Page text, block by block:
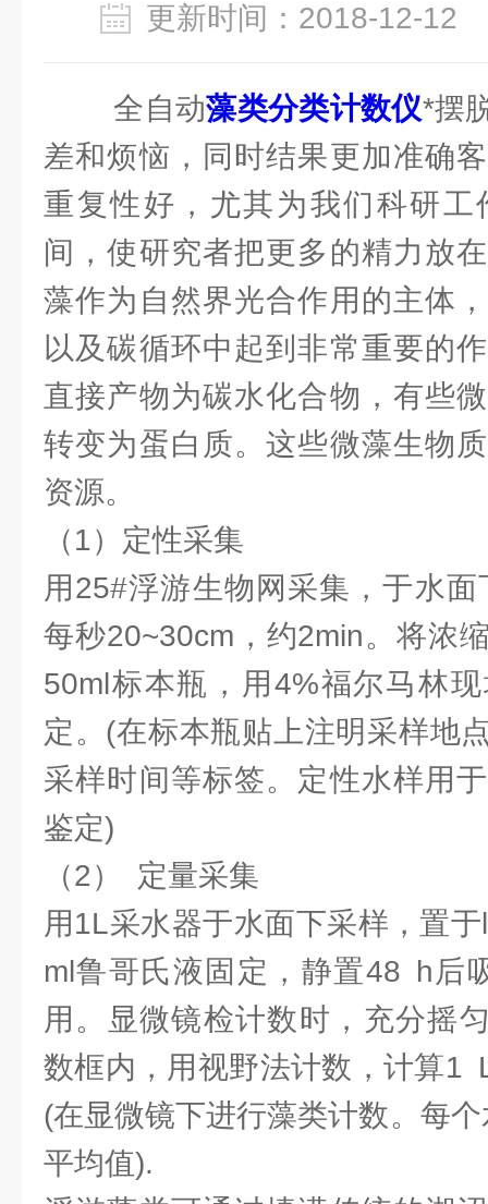
更新时间：2018-12-
全自动藻类分类计数仪*摆
差和烦恼，同时结果更加准确
重复性好，尤其为我们科研工
间，使研究者把更多的精力放
藻作为自然界光合作用的主体
以及碳循环中起到非常重要的
直接产物为碳水化合物，有些
转变为蛋白质。这些微藻生物
资源。
（1）定性采集
用25#浮游生物网采集，于水面
每秒20~30cm，约2min。将浓
50ml标本瓶，用4%福尔马林
定。(在标本瓶贴上注明采样地
采样时间等标签。定性水样用
鉴定)
（2） 定量采集
用1L采水器于水面下采样，置
ml鲁哥氏液固定，静置48 h后
用。显微镜检计数时，充分摇
数框内，用视野法计数，计算1
(在显微镜下进行藻类计数。每
平均值).